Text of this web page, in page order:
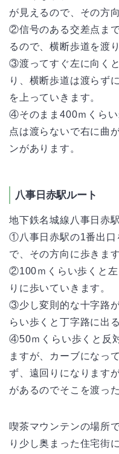
が見えるので、その方
②信号のある交差点ま
るので、横断歩道を渡
③渡ってすぐ左に向く
り、横断歩道は渡らず
を上っていきます。
④そのまま400ｍくら
点は渡らないで右に曲
ンがあります。
八事日赤駅ルート
地下鉄名城線八事日赤
①八事日赤駅の1番出口
で、その方向に歩きます
②100ｍくらい歩くと左
りに歩いていきます。
③少し変則的な十字路
らい歩くと丁字路に出
④50ｍくらい歩くと反
ますが、カーブになっ
ず、遠回りになります
があるのでそこを渡っ
喫茶マウンテンの場所
り少し奥まった住宅街